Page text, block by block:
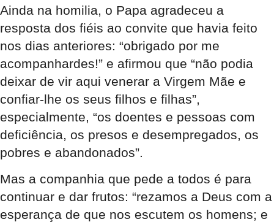
Ainda na homilia, o Papa agradeceu a
resposta dos fiéis ao convite que havia feito
nos dias anteriores: “obrigado por me
acompanhardes!” e afirmou que “não podia
deixar de vir aqui venerar a Virgem Mãe e
confiar-lhe os seus filhos e filhas”,
especialmente, “os doentes e pessoas com
deficiência, os presos e desempregados, os
pobres e abandonados”.
Mas a companhia que pede a todos é para
continuar e dar frutos: “rezamos a Deus com a
esperança de que nos escutem os homens; e